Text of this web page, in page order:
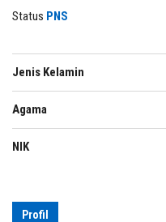
Status PNS
Jenis Kelamin
Agama
NIK
Profil